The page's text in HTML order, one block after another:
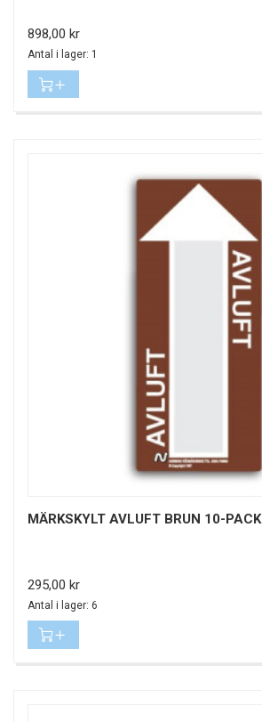
Pris
898,00 kr
Antal i lager: 1
MÄRKSKYLT AVLUFT BRUN 10-PACK
Pris
295,00 kr
Antal i lager: 6